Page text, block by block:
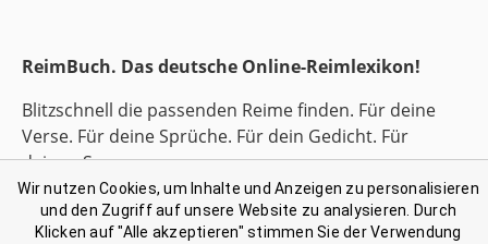
ReimBuch. Das deutsche Online-Reimlexikon!
Blitzschnell die passenden Reime finden. Für deine
Verse. Für deine Sprüche. Für dein Gedicht. Für
deinen Song.
Link-Liste gesammelter Begriffe
Wir nutzen Cookies, um Inhalte und Anzeigen zu personalisieren
und den Zugriff auf unsere Website zu analysieren. Durch
Klicken auf "Alle akzeptieren" stimmen Sie der Verwendung